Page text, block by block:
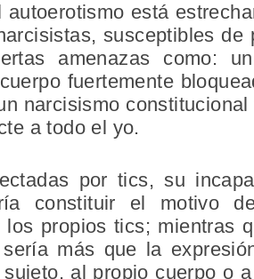
está
susceptibles de
amenazas como:
fuertemente
narcisismo
a todo el yo.
por tics, su
constituir el motivo
propios tics; mientras
más que la
al propio cuerpo o